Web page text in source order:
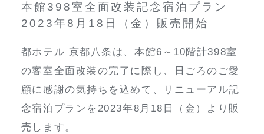
本館398室全面改装記念宿泊プラン
2023年8月18日（金）販売開始
都ホテル 京都八条は、本館6～10階計398室
の客室全面改装の完了に際し、日ごろのご愛
顧に感謝の気持ちを込めて、リニューアル記
念宿泊プランを2023年8月18日（金）より販
売します。